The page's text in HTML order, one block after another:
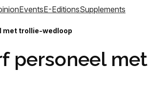
EventsE-EditionsSupplements
met trollie-wedloop
personeel met